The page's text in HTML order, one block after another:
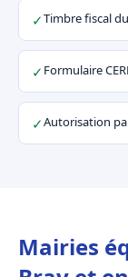
✓Timbre fiscal
✓ Formulaire
✓Autorisation
Mairies